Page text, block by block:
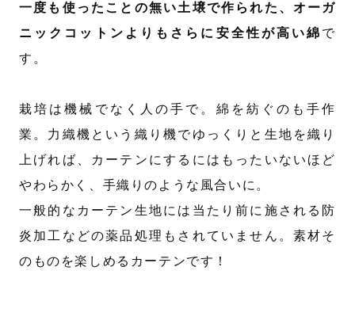
一度も使ったことの無い土壌で作られた、オーガ
ニックコットンよりもさらに安全性が高い綿 で
す。
栽培は機械でなく人の手で。綿を紡ぐのも手作
業。力織機という織り機でゆっくりと生地を織り
上げれば、カーテンにするにはもったいないほど
やわらかく、手織りのような風合いに。
一般的なカーテン生地には当たり前に施される防
炎加工などの薬品処理もされていません。素材そ
のものを楽しめるカーテンです！